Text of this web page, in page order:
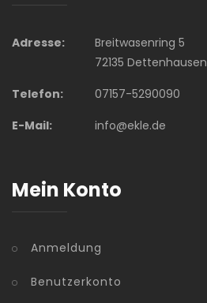
Adresse:
Breitwasenring 5
72135 Dettenhausen
Telefon:
07157-5290090
E-Mail:
info@ekle.de
Mein Konto
Anmeldung
Benutzerkonto